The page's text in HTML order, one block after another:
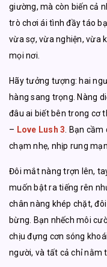
giường, mà còn biến cả
trò chơi ái tình đầy táo
vừa sợ, vừa nghiện, vừa
mọi nơi.
Hãy tưởng tượng: hai
hàng sang trọng. Nàng
đâu ai biết bên trong cơ
– Love Lush 3. Bạn cầm
chạm nhẹ, nhịp rung
Đôi mắt nàng trợn lên,
muốn bật ra tiếng rên
chân nàng khép chặt,
bừng. Bạn nhếch môi
chịu đựng cơn sóng
người, và tất cả chỉ nằm